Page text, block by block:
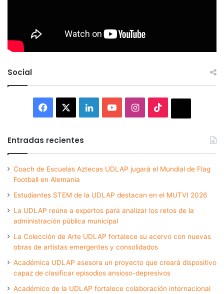
Social
Facebook LinkedInYouTubeInstagram
Entradas recientes
Coach de Escuelas Aztecas UDLAP jugará el Mundial de Flag
Football en Alemania
Estudiantes STEM de la UDLAP destacan en el MUTVI 2026
La UDLAP reúne a expertos para analizar los retos de la
administración pública municipal
La Colección de Arte UDLAP fortalece su acervo con nuevas
obras de artistas emergentes y consolidados
Académica UDLAP asesora un proyecto que creará dispositivo
capaz de clasificar episodios ansioso-depresivos
Académico de la UDLAP fortalece colaboración internacional